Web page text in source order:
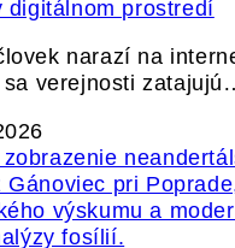
digitálnom prostredí
narazí na
verejnosti